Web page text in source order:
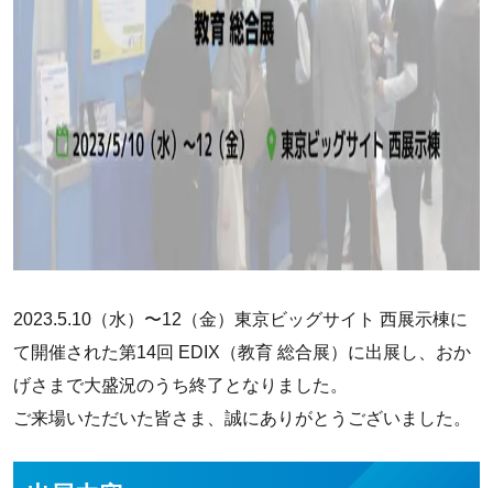
2023.5.10（水）〜12（金）東京ビッグサイト 西展示棟に
て開催された第14回 EDIX（教育 総合展）に出展し、おか
げさまで大盛況のうち終了となりました。
ご来場いただいた皆さま、誠にありがとうございました。